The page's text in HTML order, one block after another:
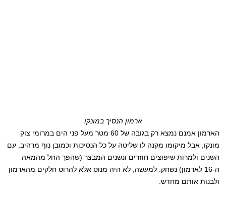
ארמון הנסיך במונקו
הארמון אמנם נמצא רק בגובה של 60 מטר מעל פני הים במרומי צוק
מונקו, אבל מיקומו מקנה לו שליטה על כל הנסיכות וכמובן נוף מרהיב. עם
השנים ולמרות שיפוצים חוזרים ונשנים המבצר (שהפך החל מהמאה
ה-16 לארמון) נשחק. למעשה, לא היה מנוס אלא להרוס חלקים מהארמון
ולבנות אותם מחדש.